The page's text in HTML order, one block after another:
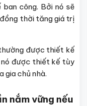
công. Bởi nó sẽ
thời tăng giá trị
được thiết kế
nó được thiết kế tùy
gia chủ nhà.
nắm vững nếu